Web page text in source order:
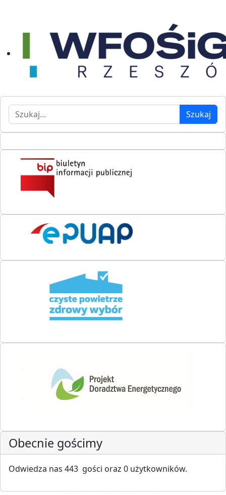
Szukaj Szukaj
Obecnie gościmy
Odwiedza nas 443 gości oraz 0 użytkowników.